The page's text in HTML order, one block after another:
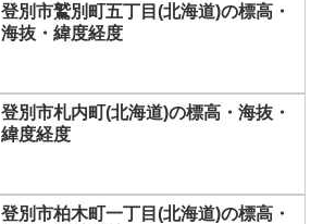
登別市鷲別町五丁目(北海道)の標高・
海抜・緯度経度
登別市札内町(北海道)の標高・海抜・
緯度経度
登別市柏木町一丁目(北海道)の標高・